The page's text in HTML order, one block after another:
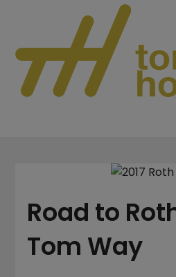
Road to
Tom Way